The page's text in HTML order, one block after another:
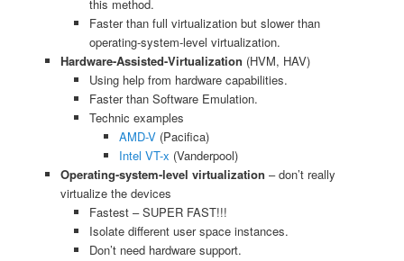
this method.
Faster than full virtualization but slower than
operating-system-level virtualization.
Hardware-Assisted-Virtualization (HVM, HAV)
Using help from hardware capabilities.
Faster than Software Emulation.
Technic examples
AMD-V(Pacifica)
Intel VT-x (Vanderpool)
Operating-system-level virtualization – don’t really
virtualize the devices
Fastest – SUPER FAST!!!
Isolate different user space instances.
Don’t need hardware support.